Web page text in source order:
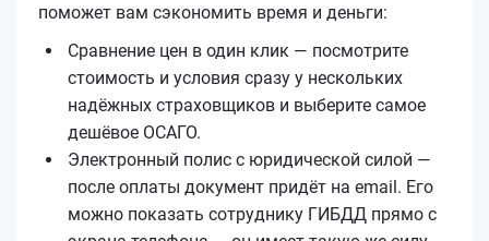
поможет вам сэкономить время и деньги:
Сравнение цен в один клик — посмотрите
стоимость и условия сразу у нескольких
надёжных страховщиков и выберите самое
дешёвое ОСАГО.
Электронный полис с юридической силой —
после оплаты документ придёт на email. Его
можно показать сотруднику ГИБДД прямо с